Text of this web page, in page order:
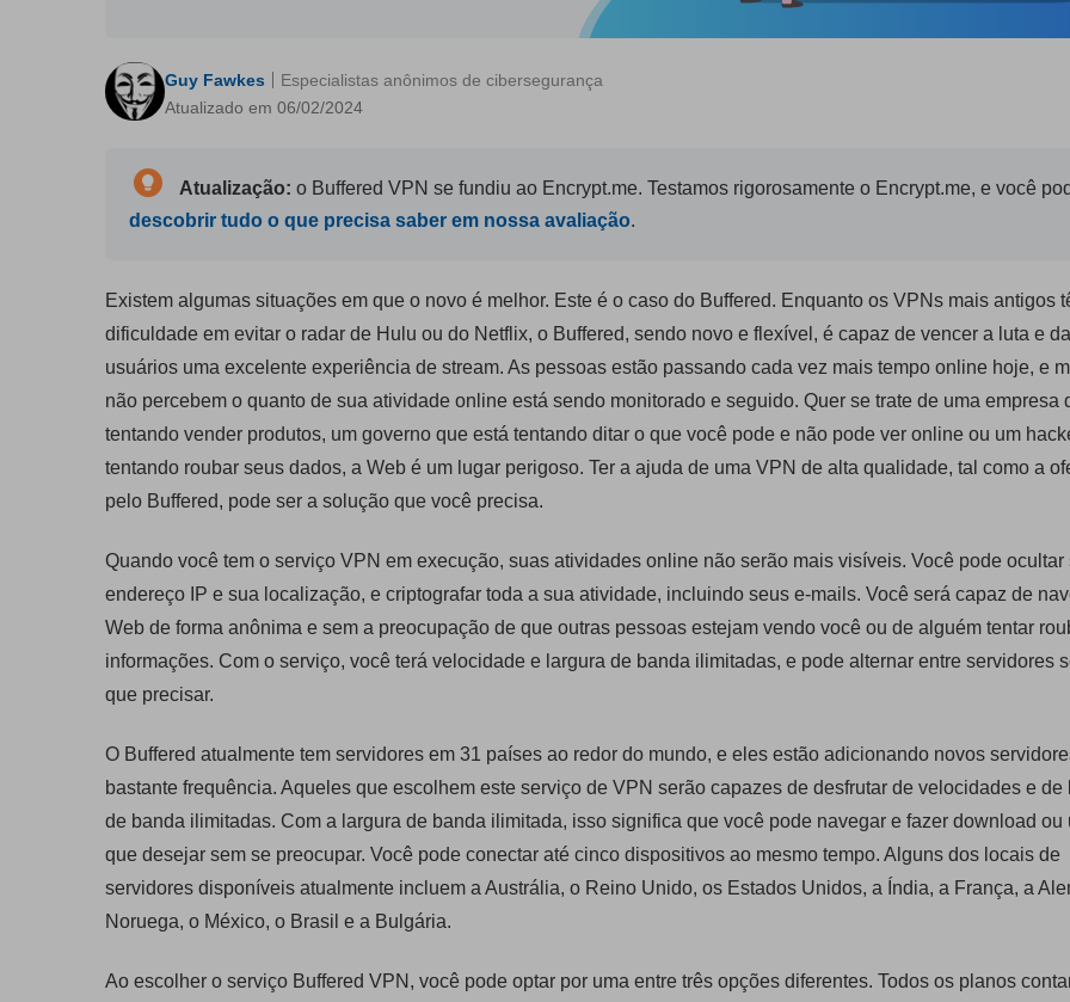
Guy Fawkes
Atualizado em 06/02/2024
Especialistas anônimos de cibersegurança
Atualização: o Buffered VPN se fundiu ao Encrypt.me. Testamos rigorosamente o Encrypt.me, e você
descobrir tudo o que precisa saber em nossa avaliação.
Existem algumas situações em que o novo é melhor. Este é o caso do Buffered. Enquanto os VPNs mais antigos
dificuldade em evitar o radar de Hulu ou do Netflix, o Buffered, sendo novo e flexível, é capaz de vencer a luta e
usuários uma excelente experiência de stream. As pessoas estão passando cada vez mais tempo online hoje, e
não percebem o quanto de sua atividade online está sendo monitorado e seguido. Quer se trate de uma empresa
tentando vender produtos, um governo que está tentando ditar o que você pode e não pode ver online ou um
tentando roubar seus dados, a Web é um lugar perigoso. Ter a ajuda de uma VPN de alta qualidade, tal como a
pelo Buffered, pode ser a solução que você precisa.
Quando você tem o serviço VPN em execução, suas atividades online não serão mais visíveis. Você pode ocultar
endereço IP e sua localização, e criptografar toda a sua atividade, incluindo seus e-mails. Você será capaz de
Web de forma anônima e sem a preocupação de que outras pessoas estejam vendo você ou de alguém tentar
informações. Com o serviço, você terá velocidade e largura de banda ilimitadas, e pode alternar entre servidores
que precisar.
O Buffered atualmente tem servidores em 31 países ao redor do mundo, e eles estão adicionando novos
bastante frequência. Aqueles que escolhem este serviço de VPN serão capazes de desfrutar de velocidades e de
de banda ilimitadas. Com a largura de banda ilimitada, isso significa que você pode navegar e fazer download ou
que desejar sem se preocupar. Você pode conectar até cinco dispositivos ao mesmo tempo. Alguns dos locais de
servidores disponíveis atualmente incluem a Austrália, o Reino Unido, os Estados Unidos, a Índia, a França, a
Noruega, o México, o Brasil e a Bulgária.
Ao escolher o serviço Buffered VPN, você pode optar por uma entre três opções diferentes. Todos os planos